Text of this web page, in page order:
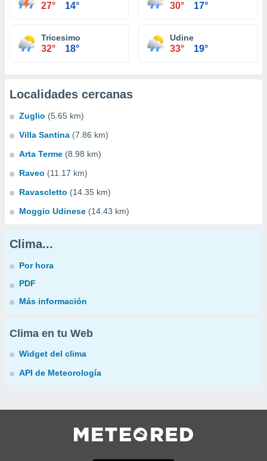
27° 14° 30° 17°
Tricesimo
32° 18°
Udine
33° 19°
Localidades cercanas
Zuglio (5.65 km)
Villa Santina (7.86 km)
Arta Terme (8.98 km)
Raveo (11.17 km)
Ravascletto (14.35 km)
Moggio Udinese (14.43 km)
Clima...
Por hora
PDF
Más información
Clima en tu Web
Widget del clima
API de Meteorología